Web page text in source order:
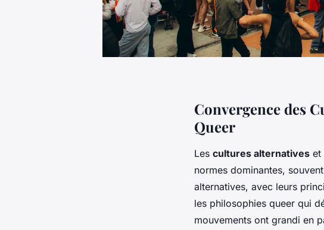
Convergence des
Queer
Les cultures alternatives et
normes dominantes,
alternatives, avec leurs
les philosophies queer qui
mouvements ont grandi en